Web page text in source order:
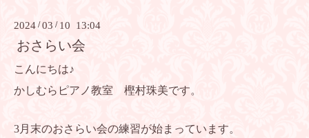
2024 /03 / 10 13:04
おさらい会
こんにちは♪
かしむらピアノ教室 樫村珠美です。
3月末のおさらい会の練習が始まっています。